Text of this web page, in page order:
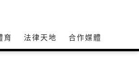
育 法律天地 合作媒體